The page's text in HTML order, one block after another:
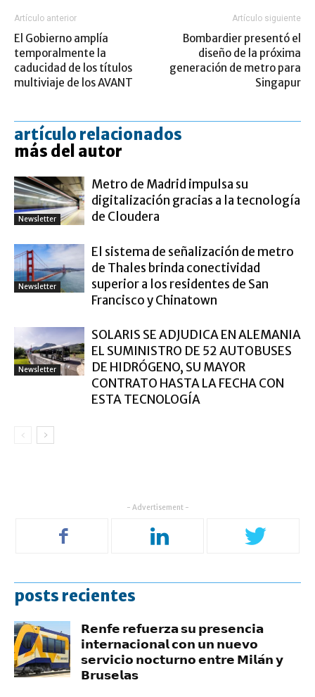
Artículo anterior
El Gobierno amplía
temporalmente la
caducidad de los títulos
multiviaje de los AVANT
Artículo siguiente
Bombardier presentó el
diseño de la próxima
generación de metro para
Singapur
artículo relacionados
más del autor
Newsletter
Metro de Madrid impulsa su
digitalización gracias a la tecnología
de Cloudera
Newsletter
El sistema de señalización de metro
de Thales brinda conectividad
superior a los residentes de San
Francisco y Chinatown
Newsletter
SOLARIS SE ADJUDICA EN ALEMANIA
EL SUMINISTRO DE 52 AUTOBUSES
DE HIDRÓGENO, SU MAYOR
CONTRATO HASTA LA FECHA CON
ESTA TECNOLOGÍA
- Advertisement -
posts recientes
𝗥𝗲𝗻𝗳𝗲 𝗿𝗲𝗳𝘂𝗲𝗿𝘇𝗮 𝘀𝘂 𝗽𝗿𝗲𝘀𝗲𝗻𝗰𝗶𝗮
𝗶𝗻𝘁𝗲𝗿𝗻𝗮𝗰𝗶𝗼𝗻𝗮𝗹 𝗰𝗼𝗻 𝘂𝗻 𝗻𝘂𝗲𝘃𝗼
𝘀𝗲𝗿𝘃𝗶𝗰𝗶𝗼 𝗻𝗼𝗰𝘁𝘂𝗿𝗻𝗼 𝗲𝗻𝘁𝗿𝗲 𝗠𝗶𝗹𝗮́𝗻 𝘆
𝗕𝗿𝘂𝘀𝗲𝗹𝗮𝘀